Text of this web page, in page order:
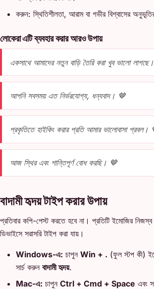
করুন: স্থিতিশীলতা, আরাম বা গভীর বিশ্বাসের
লোকেরা এটি ব্যবহার করার আরও উপায়
একসাথে আমাদের নতুন বাড়ি তৈরি করা খুব ভালো
আপনি সবসময় এত নির্ভরযোগ্য, ধন্যবাদ। 🤎
প্রকৃতিতে হাইকিং করার প্রতি আমার ভালোবাসা প্রবল।
আজ স্থির এবং শান্তিপূর্ণ বোধ করছি। 🤎
বাদামী হৃদয় টাইপ করার উপায়
প্রতিবার কপি-পেস্ট করতে হবে না। প্রতিটি ইমোজির
ডিভাইসে সরাসরি টাইপ করা যায়।
Windows-এ: চাপুন Win + . (ফুল স্টপ কী)
সার্চ করুন বাদামী হৃদয়.
Mac-এ: চাপুন Ctrl + Cmd + Space এবং